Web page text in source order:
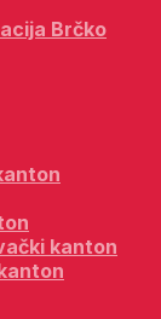
Brčko
kanton